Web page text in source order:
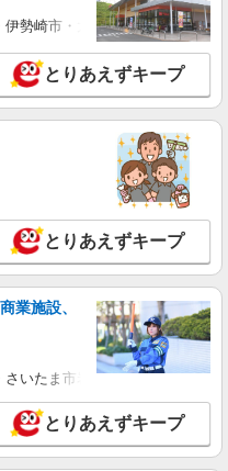
勢崎市・太田市・館林市・藤
とりあえずキープ
とりあえずキープ
業施設、
いたま市岩槻区・久喜市・蓮田
とりあえずキープ